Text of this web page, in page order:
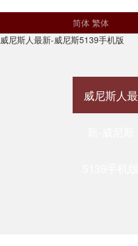
简体 繁体
威尼斯人最新-威尼斯5139手机版
威尼斯人最